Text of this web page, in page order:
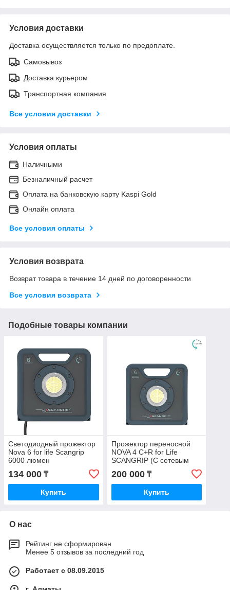
Условия доставки
Доставка осуществляется только по предоплате.
Самовывоз
Доставка курьером
Транспортная компания
Все условия доставки
Условия оплаты
Наличными
Безналичный расчет
Оплата на банковскую карту Kaspi Gold
Онлайн оплата
Все условия оплаты
Условия возврата
Возврат товара в течение 14 дней по договоренности
Все условия возврата
Подобные товары компании
Светодиодный прожектор
Nova 6 for life Scangrip
6000 люмен
134 000 ₸
Купить
Прожектор переносной
NOVA 4 C+R for Life
SCANGRIP (С сетевым
аккумулятором)
200 000₸
Купить
О нас
Рейтинг не сформирован
Менее 5 отзывов за последний год
Работает с 08.09.2015